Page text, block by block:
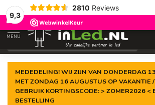
9,3
2810 Reviews
Gegarandeerde delaagste prijs
MENU
MEDEDELING! WIJ ZIJN VAN DONDERDAG
MET ZONDAG 16 AUGUSTUS OP VAKANTIE
GEBRUIK KORTINGSCODE: > ZOMER2026 <
BESTELLING